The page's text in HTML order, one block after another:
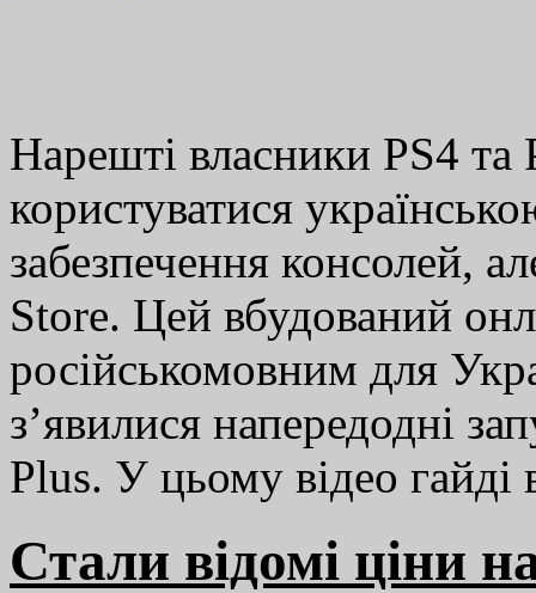
Нарешті власники PS4
користуватися
забезпечення консолей,
Store. Цей вбудований
російськомовним для
з’явилися напередодні
Plus. У цьому відео
Стали відомі ціни